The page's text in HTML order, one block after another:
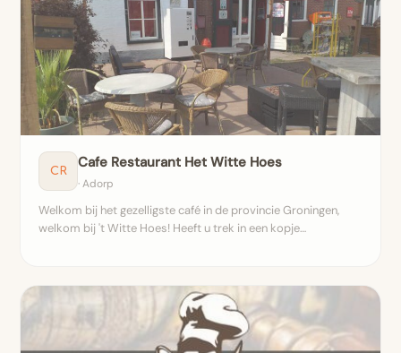
CR Cafe Restaurant Het Witte Hoes
· Adorp
Welkom bij het gezelligste café in de provincie Groningen,
welkom bij 't Witte Hoes! Heeft u trek in een kopje…